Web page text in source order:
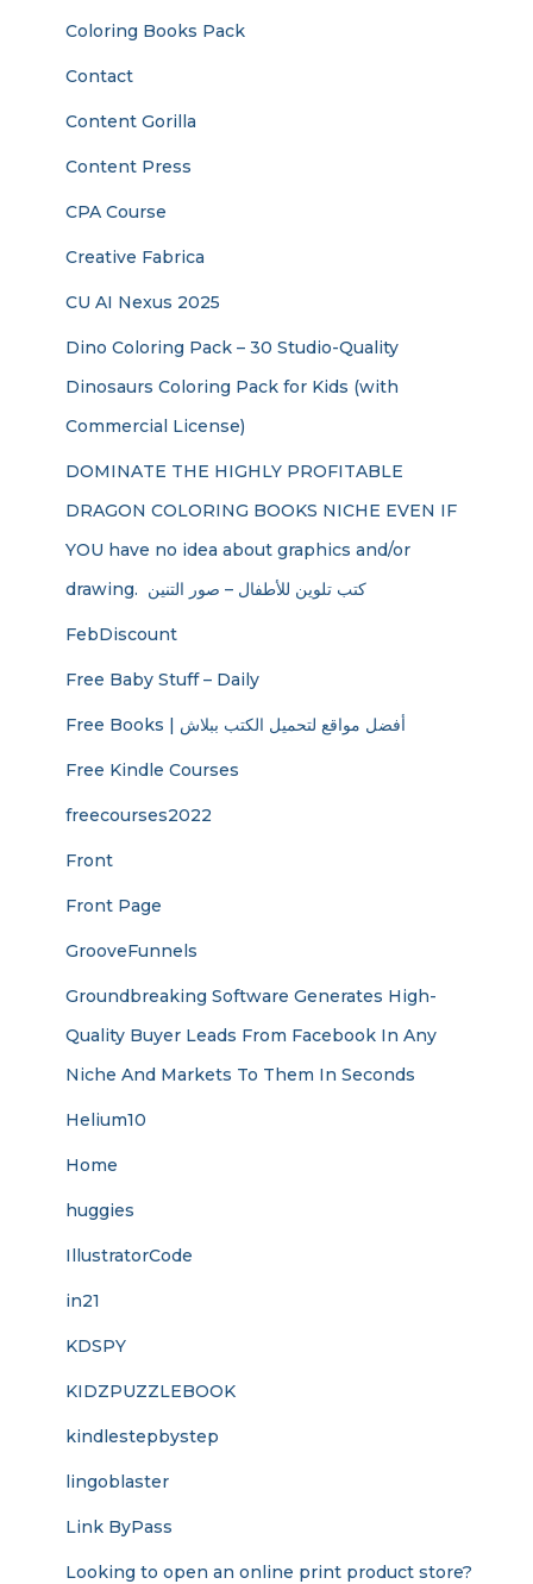
Coloring Books Pack
Contact
Content Gorilla
Content Press
CPA Course
Creative Fabrica
CU AI Nexus 2025
Dino Coloring Pack – 30 Studio-Quality
Dinosaurs Coloring Pack for Kids (with
Commercial License)
DOMINATE THE HIGHLY PROFITABLE
DRAGON COLORING BOOKS NICHE EVEN IF
YOU have no idea about graphics and/or
drawing. ​ كتب تلوين للأطفال – صور التنين
FebDiscount
Free Baby Stuff – Daily
Free Books | أفضل مواقع لتحميل الكتب ببلاش
Free Kindle Courses
freecourses2022
Front
Front Page
GrooveFunnels
Groundbreaking Software Generates High-
Quality Buyer Leads From Facebook In Any
Niche And Markets To Them In Seconds
Helium10
Home
huggies
IllustratorCode
in21
KDSPY
KIDZPUZZLEBOOK
kindlestepbystep
lingoblaster
Link ByPass
Looking to open an online print product store?